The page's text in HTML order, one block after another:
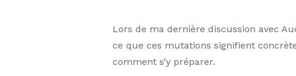
Lors de ma dernière discussion avec
ce que ces mutations signifient
comment s’y préparer.